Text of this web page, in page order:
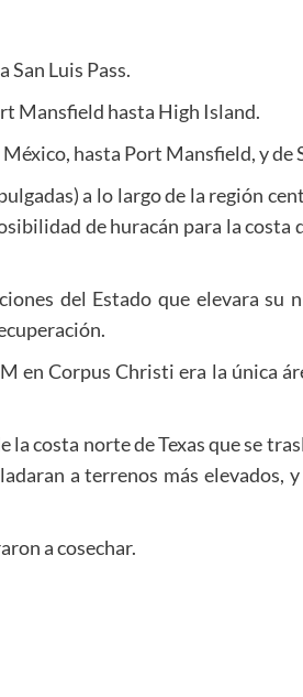
Luis Pass.
Mansfield hasta High Island.
hasta Port Mansfield, y de
a lo largo de la región
de huracán para la costa
del Estado que elevara su
en Corpus Christi era la única
costa norte de Texas que se
a terrenos más elevados,
a cosechar.